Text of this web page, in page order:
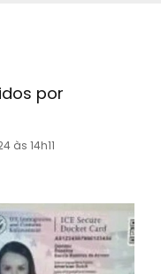
por
às 14h11